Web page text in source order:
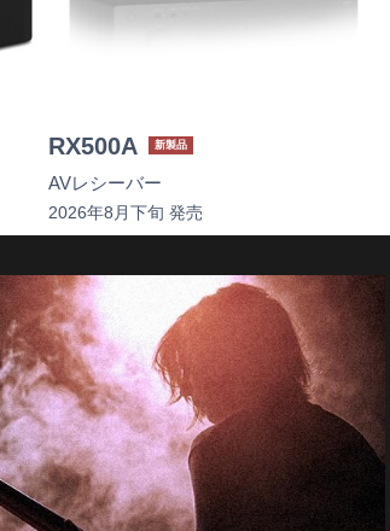
RX500A 新製品
AVレシーバー
2026年8月下旬 発売